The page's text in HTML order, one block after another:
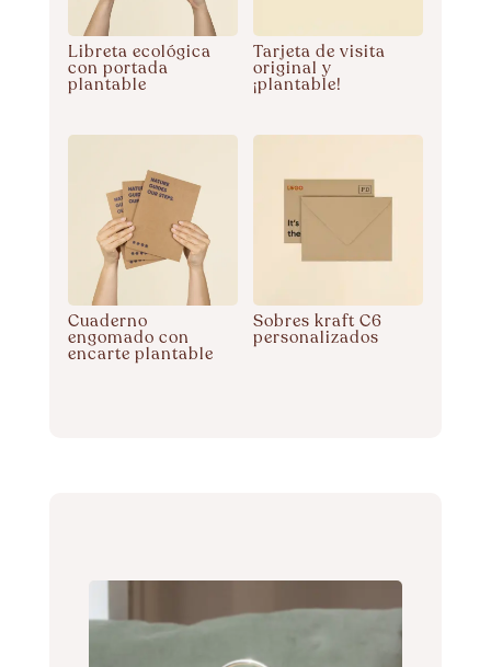
Libreta ecológica
con portada
plantable
Tarjeta de visita
original y
¡plantable!
Cuaderno
engomado con
encarte plantable
Sobres kraft C6
personalizados